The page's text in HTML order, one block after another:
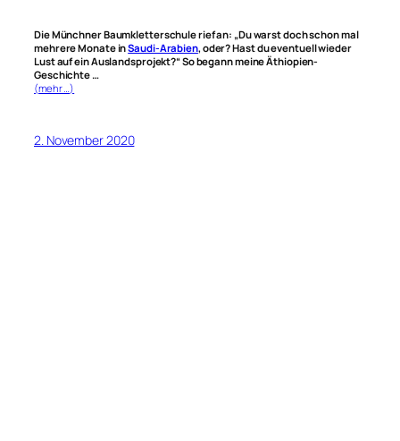
Die Münchner Baumkletterschule rief an: „Du warst doch schon mal
mehrere Monate inSaudi-Arabien, oder? Hast du eventuell wieder
Lust auf ein Auslandsprojekt?“ So begann meine Äthiopien-
Geschichte …
(mehr …)
2. November 2020